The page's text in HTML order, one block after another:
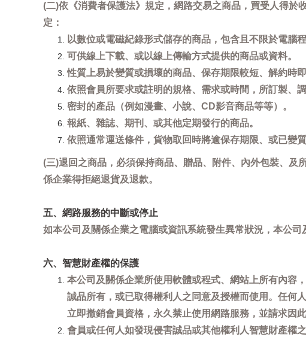
(二)依《消費者保護法》規定，網路交易之商品，買受人得
定：
以數位或電磁紀錄形式儲存的商品，包含且不限於電腦
可供線上下載、或以線上傳輸方式提供的商品或資料。
性質上易於變質或損壞的商品、保存期限較短、解約時
依照會員所要求或註明的規格、需求或時間，所訂製、
密封的產品（例如漫畫、小說、CD影音商品等等）。
報紙、雜誌、期刊、或其他定期發行的商品。
依照通常運送條件，貨物取回時將逾保存期限、或已變質
(三)退回之商品，必須保持商品、贈品、附件、內外包裝、及
係企業得拒絕退貨及退款。
五、網路服務的中斷或停止
如本公司及關係企業之電腦或資訊系統發生異常狀況，本公
六、智慧財產權的保護
本公司及關係企業所使用軟體或程式、網站上所有內容
誠品所有，或已取得權利人之同意及授權而使用。任何
立即撤銷會員資格，永久禁止使用網路服務，並請求因
會員或任何人如發現侵害誠品或其他權利人智慧財產權